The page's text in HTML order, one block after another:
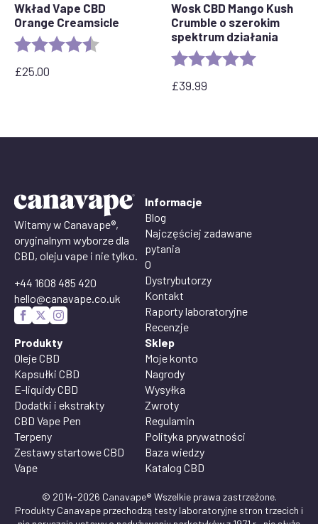
Wkład Vape CBD
Orange Creamsicle
Rating: 4.2 out of 5 stars
£25.00
Wosk CBD Mango Kush
Crumble o szerokim
spektrum działania
Rating: 5.0 out of 5
£39.99
Witamy w Canavape®,
oryginalnym wyborze dla
CBD, oleju vape i nie tylko.
+44 1608 485 420
hello@canavape.co.uk
Informacje
Blog
Najczęściej zadawane
pytania
O
Dystrybutorzy
Kontakt
Raporty laboratoryjne
Recenzje
Produkty
Oleje CBD
Kapsułki CBD
E-liquidy CBD
Dodatki i ekstrakty
CBD Vape Pen
Terpeny
Zestawy startowe CBD
Vape
Sklep
Moje konto
Nagrody
Wysyłka
Zwroty
Regulamin
Polityka prywatności
Baza wiedzy
Katalog CBD
© 2014-2026 Canavape® Wszelkie prawa zastrzeżone.
Produkty Canavape przechodzą testy laboratoryjne stron trzecich i